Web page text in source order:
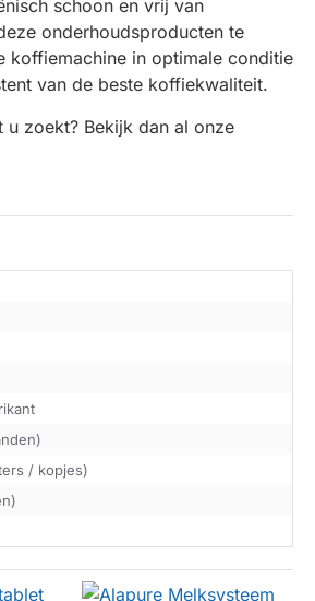
schoon en vrij van
onderhoudsproducten te
koffiemachine in optimale conditie
van de beste koffiekwaliteit.
u zoekt? Bekijk dan al onze
/ kopjes)